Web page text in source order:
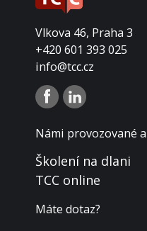
Vlkova 46, Praha 3
+420 601 393 025
info@tcc.cz
Námi provozované
Školení na dlani
TCC online
Máte dotaz?